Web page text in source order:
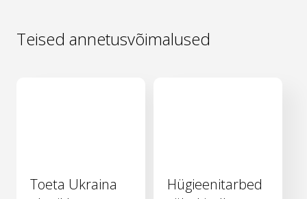
Teised annetusvõimalused
Toeta Ukraina
Hügieenitarbed